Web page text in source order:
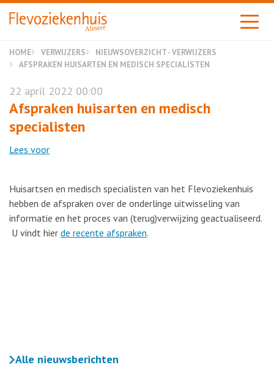
Almere
HOME VERWIJZERS
NIEUWSOVERZICHT - VERWIJZERS
AFSPRAKEN HUISARTEN EN MEDISCH SPECIALISTEN
22 april 2022 00:00
Afspraken huisarten en medisch
specialisten
Lees voor
Huisartsen en medisch specialisten van het Flevoziekenhuis
hebben de afspraken over de onderlinge uitwisseling van
informatie en het proces van (terug)verwijzing geactualiseerd.
U vindt hier de recente afspraken.
Alle nieuwsberichten